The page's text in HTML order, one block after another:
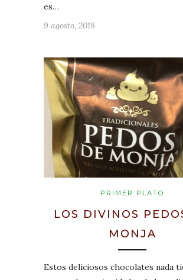
es…
9 agosto, 2018
PRIMER PLATO
LOS DIVINOS
MONJA
Estos deliciosos chocolates nada